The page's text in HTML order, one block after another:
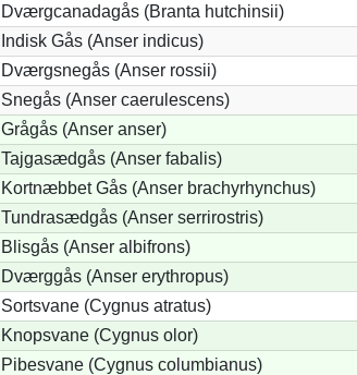
Dværgcanadagås (Branta hutchinsii)
Indisk Gås (Anser indicus)
Dværgsnegås (Anser rossii)
Snegås (Anser caerulescens)
Grågås (Anser anser)
Tajgasædgås (Anser fabalis)
Kortnæbbet Gås (Anser brachyrhynchus)
Tundrasædgås (Anser serrirostris)
Blisgås (Anser albifrons)
Dværggås (Anser erythropus)
Sortsvane (Cygnus atratus)
Knopsvane (Cygnus olor)
Pibesvane (Cygnus columbianus)